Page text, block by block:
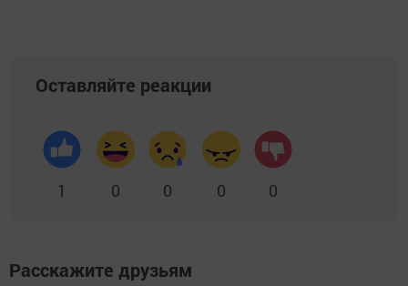
Оставляйте реакции
1 0 0 0 0
Расскажите друзьям